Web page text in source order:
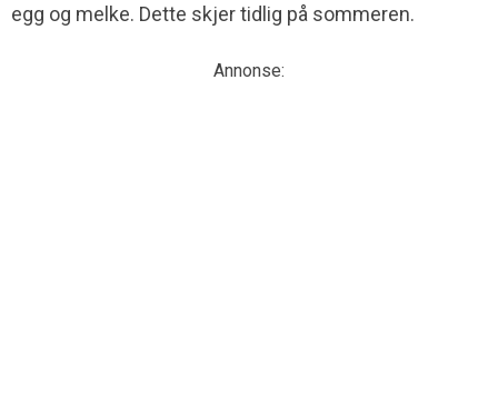
egg og melke. Dette skjer tidlig på sommeren.
Annonse: